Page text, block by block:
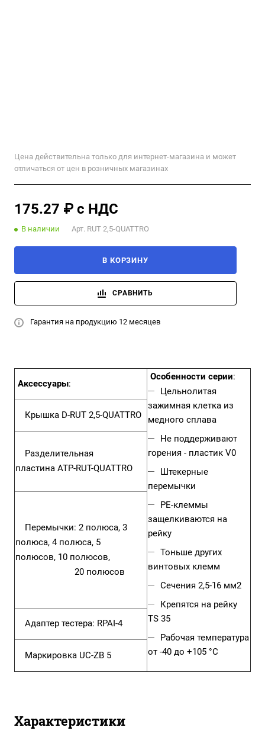
Цена действительна только для интернет-магазина и может
отличаться от цен в розничных магазинах
175.27 ₽ с НДС
В наличии Арт. RUT 2,5-QUATTRO
В КОРЗИНУ
СРАВНИТЬ
Гарантия на продукцию 12 месяцев
Аксессуары:
Особенности серии:
Цельнолитая
зажимная клетка из
медного сплава
Не поддерживают
горения - пластик V0
Штекерные
перемычки
PE-клеммы
защелкиваются на
рейку
Тоньше других
винтовых клемм
Сечения 2,5-16 мм2
Крепятся на рейку
TS 35
Рабочая температура
от -40 до +105 °C
Крышка D-RUT 2,5-QUATTRO
Разделительная
пластина ATP-RUT-QUATTRO
Перемычки: 2 полюса, 3
полюса, 4 полюса, 5
полюсов, 10 полюсов,
20 полюсов
Адаптер тестера: RPAI-4
Маркировка UC-ZB 5
Характеристики